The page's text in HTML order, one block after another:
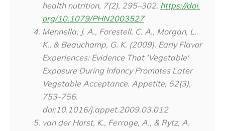
health nutrition, 7(2), 295–302. https://doi.
org/10.1079/PHN2003527
Mennella, J. A., Forestell, C. A., Morgan, L.
K., & Beauchamp, G. K. (2009). Early Flavor
Experiences: Evidence That 'Vegetable'
Exposure During Infancy Promotes Later
Vegetable Acceptance. Appetite, 52(3),
753-756.
doi:10.1016/j.appet.2009.03.012
van der Horst, K., Ferrage, A., & Rytz, A.